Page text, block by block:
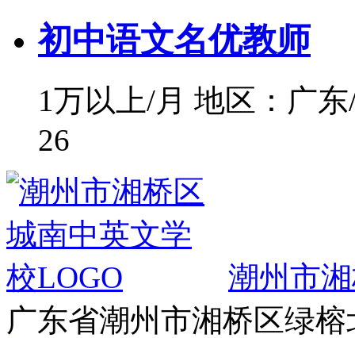
初中语文名优教师
1万以上/月 地区：广
26
潮州市
广东省潮州市湘桥区绿榕